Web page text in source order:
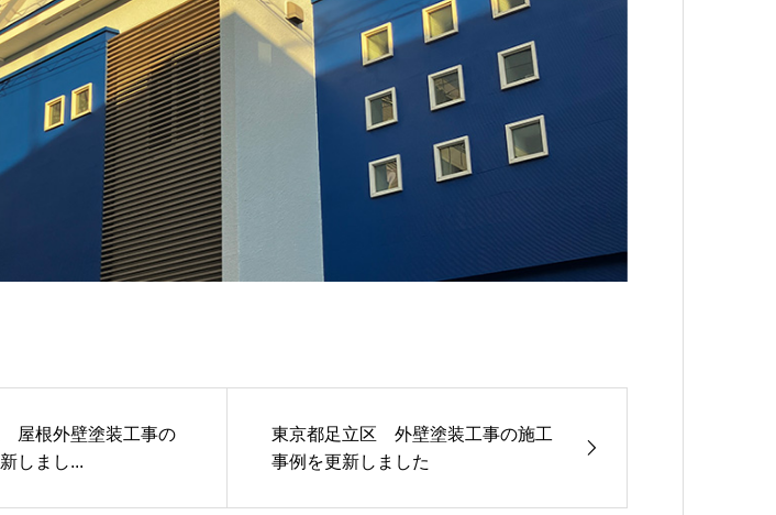
屋根外壁塗装工事の
しまし...
東京都足立区 外壁塗装工事の施工
事例を更新しました